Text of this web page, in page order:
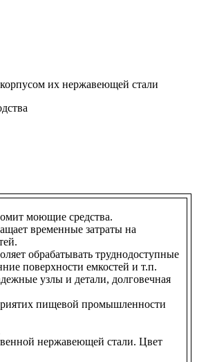
их нержавеющей стали
моющие средства.
временные затраты на
обрабатывать труднодоступные
поверхности емкостей и т.п.
узлы и детали, долговечная
пищевой промышленности
нержавеющей стали. Цвет